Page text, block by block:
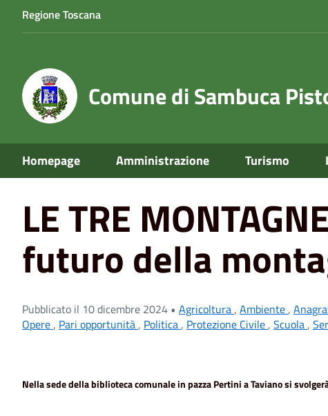
Regione Toscana
Comune di Sambuca
Homepage Amministrazione Turismo
Home News Servizi LE TRE MONTAGNE, un
LE TRE
futuro della
Pubblicato il 10 dicembre 2024 • Agricoltura, Ambiente,
Opere, Pari opportunità, Politica, Protezione Civile, Scuola,
Nella sede della biblioteca comunale in pazza Pertini a Taviano si